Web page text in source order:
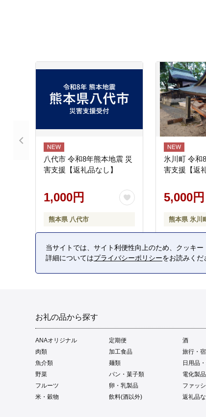
八代市 令和8年熊本地震 災
害支援【返礼品なし】
1,000円
熊本県 八代市
氷川町 令和
害支援【返
5,000円
熊本県 氷川
お礼の品から探す
ANAオリジナル 定期便
酒
肉類
加工食品
旅行・
魚介類
麺類
日用品
野菜
パン・菓子類
電化製品
フルーツ
卵・乳製品
ファッ
米・穀物
飲料(酒以外) 返礼品
当サイトでは、サイト利便性向上のため、クッキ
詳細についてはプライバシーポリシーをお読みくだ